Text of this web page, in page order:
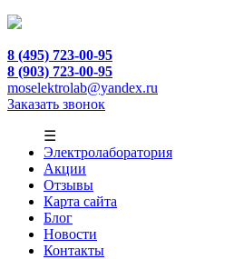
8 (495) 723-00-95
8 (903) 723-00-95
moselektrolab@yandex.ru
Заказать звонок
☰
Электролаборатория
Акции
Отзывы
Карта сайта
Блог
Новости
Контакты